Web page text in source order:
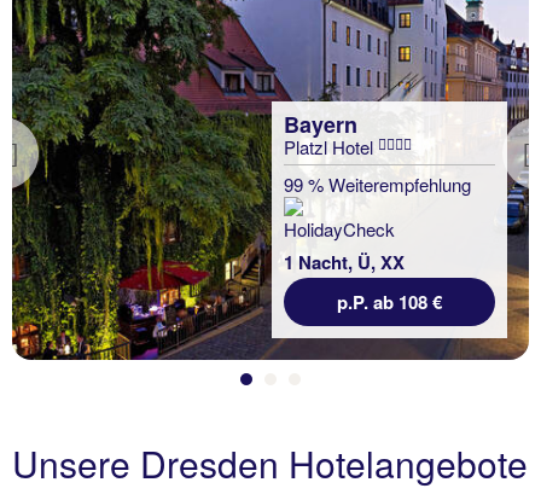
Previous
Bayern
Platzl Hotel
99 % Weiterempfehlung
1 Nacht, Ü, XX
p.P. ab 108 €
Unsere Dresden Hotelangebote